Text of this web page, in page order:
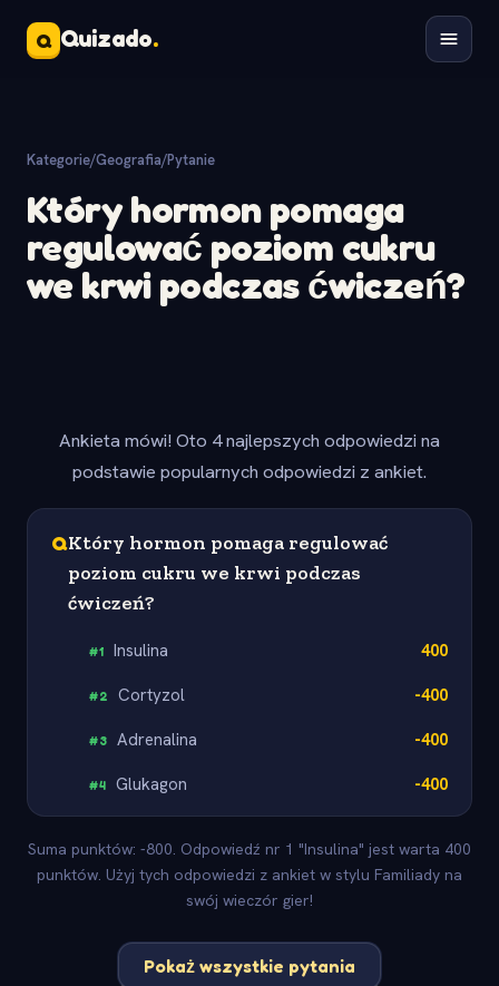
Q Quizado.
Kategorie/Geografia/Pytanie
Który hormon pomaga
regulować poziom cukru
we krwi podczas ćwiczeń?
Ankieta mówi! Oto 4 najlepszych odpowiedzi na
podstawie popularnych odpowiedzi z ankiet.
QKtóry hormon pomaga regulować
poziom cukru we krwi podczas
ćwiczeń?
#1 Insulina 400
#2 Cortyzol -400
#3 Adrenalina -400
#4 Glukagon -400
Suma punktów: -800. Odpowiedź nr 1 "Insulina" jest warta 400
punktów. Użyj tych odpowiedzi z ankiet w stylu Familiady na
swój wieczór gier!
Pokaż wszystkie pytania